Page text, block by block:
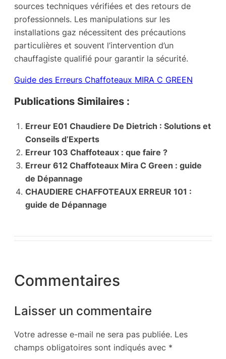
sources techniques vérifiées et des retours de
professionnels. Les manipulations sur les
installations gaz nécessitent des précautions
particulières et souvent l’intervention d’un
chauffagiste qualifié pour garantir la sécurité.
Guide des Erreurs Chaffoteaux MIRA C GREEN
Publications Similaires :
Erreur E01 Chaudiere De Dietrich : Solutions et
Conseils d’Experts
Erreur 103 Chaffoteaux : que faire ?
Erreur 612 Chaffoteaux Mira C Green : guide
de Dépannage
CHAUDIERE CHAFFOTEAUX ERREUR 101 :
guide de Dépannage
Commentaires
Laisser un commentaire
Votre adresse e-mail ne sera pas publiée. Les
champs obligatoires sont indiqués avec *